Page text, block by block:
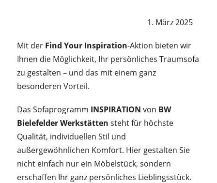
1. März 2025
Mit der Find Your Inspiration-Aktion bieten wir
Ihnen die Möglichkeit, Ihr persönliches Traumsofa
zu gestalten – und das mit einem ganz
besonderen Vorteil.
Das Sofaprogramm INSPIRATION von BW
Bielefelder Werkstätten steht für höchste
Qualität, individuellen Stil und
außergewöhnlichen Komfort. Hier gestalten Sie
nicht einfach nur ein Möbelstück, sondern
erschaffen Ihr ganz persönliches Lieblingsstück.